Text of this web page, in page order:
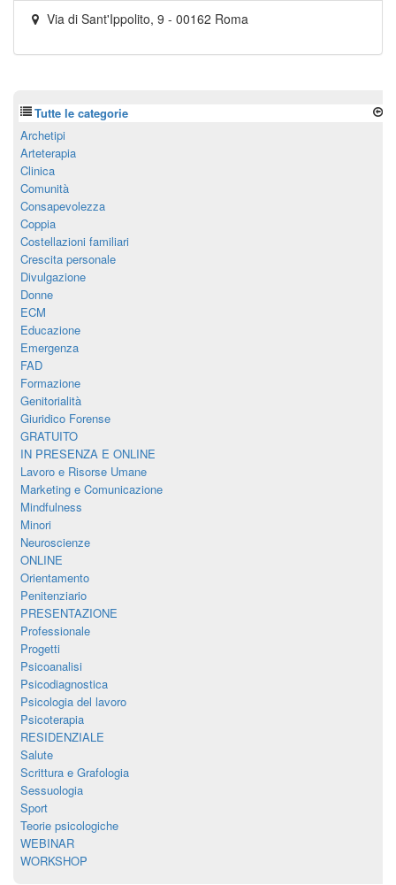
Via di Sant'Ippolito, 9 - 00162 Roma
Tutte le categorie
Archetipi
Arteterapia
Clinica
Comunità
Consapevolezza
Coppia
Costellazioni familiari
Crescita personale
Divulgazione
Donne
ECM
Educazione
Emergenza
FAD
Formazione
Genitorialità
Giuridico Forense
GRATUITO
IN PRESENZA E ONLINE
Lavoro e Risorse Umane
Marketing e Comunicazione
Mindfulness
Minori
Neuroscienze
ONLINE
Orientamento
Penitenziario
PRESENTAZIONE
Professionale
Progetti
Psicoanalisi
Psicodiagnostica
Psicologia del lavoro
Psicoterapia
RESIDENZIALE
Salute
Scrittura e Grafologia
Sessuologia
Sport
Teorie psicologiche
WEBINAR
WORKSHOP